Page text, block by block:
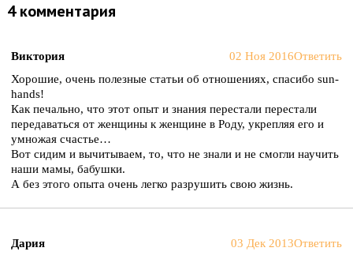
4 комментария
Виктория 02 Ноя 2016Ответить
Хорошие, очень полезные статьи об отношениях, спасибо sun-
hands!
Как печально, что этот опыт и знания перестали перестали
передаваться от женщины к женщине в Роду, укрепляя его и
умножая счастье…
Вот сидим и вычитываем, то, что не знали и не смогли научить
наши мамы, бабушки.
А без этого опыта очень легко разрушить свою жизнь.
Дария 03 Дек 2013Ответить